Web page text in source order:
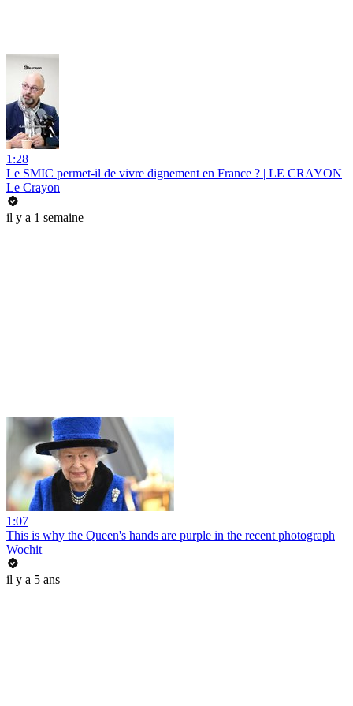
1:28
Le SMIC permet-il de vivre dignement en France ? | LE CRAYON
Le Crayon
il y a 1 semaine
1:07
This is why the Queen's hands are purple in the recent photograph
Wochit
il y a 5 ans